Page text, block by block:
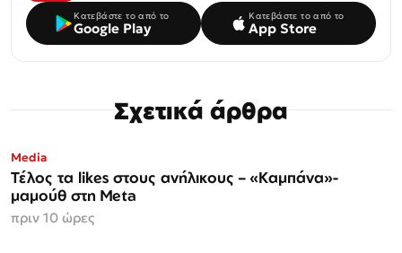
Κατεβάστε το από το
Google Play
Κατεβάστε το από το
App Store
Σχετικά άρθρα
Media
Τέλος τα likes στους ανήλικους – «Καμπάνα»-
μαμούθ στη Meta
πριν 10 ώρες